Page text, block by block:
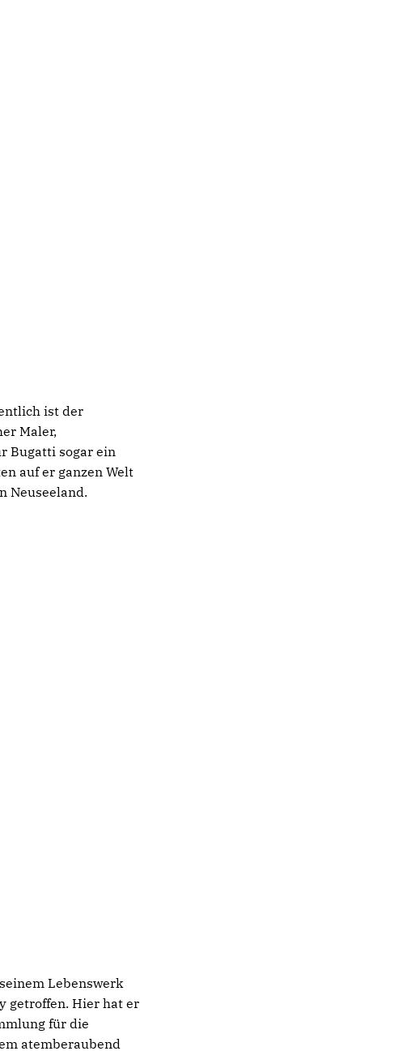
ist der
Maler,
Bugatti sogar ein
auf er ganzen Welt
Neuseeland.
Lebenswerk
getroffen. Hier hat er
für die
atemberaubend